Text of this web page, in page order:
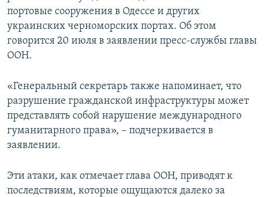
портовые сооружения в Одессе и других
украинских черноморских портах. Об этом
говорится 20 июля в заявлении пресс-службы главы
ООН.
«Генеральный секретарь также напоминает, что
разрушение гражданской инфраструктуры может
представлять собой нарушение международного
гуманитарного права», – подчеркивается в
заявлении.
Эти атаки, как отмечает глава ООН, приводят к
последствиям, которые ощущаются далеко за